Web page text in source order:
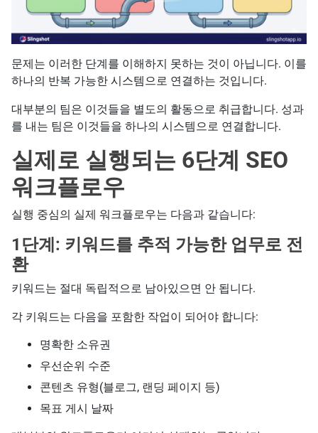
문제는 이러한 단계를 이해하지 못하는 것이 아닙니다. 이를
하나의 반복 가능한 시스템으로 연결하는 것입니다.
대부분의 팀은 이것들을 별도의 활동으로 취급합니다. 성과
를 내는 팀은 이것들을 하나의 시스템으로 연결합니다.
실제로 실행되는 6단계 SEO
워크플로우
실행 중심의 실제 워크플로우는 다음과 같습니다:
1단계: 키워드를 추적 가능한 업무로 전
환
키워드는 절대 독립적으로 남아있으면 안 됩니다.
각 키워드는 다음을 포함한 작업이 되어야 합니다:
명확한 소유권
우선순위 수준
콘텐츠 유형(블로그, 랜딩 페이지 등)
목표 게시 날짜